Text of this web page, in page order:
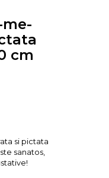
cm
si pictata
sanatos,